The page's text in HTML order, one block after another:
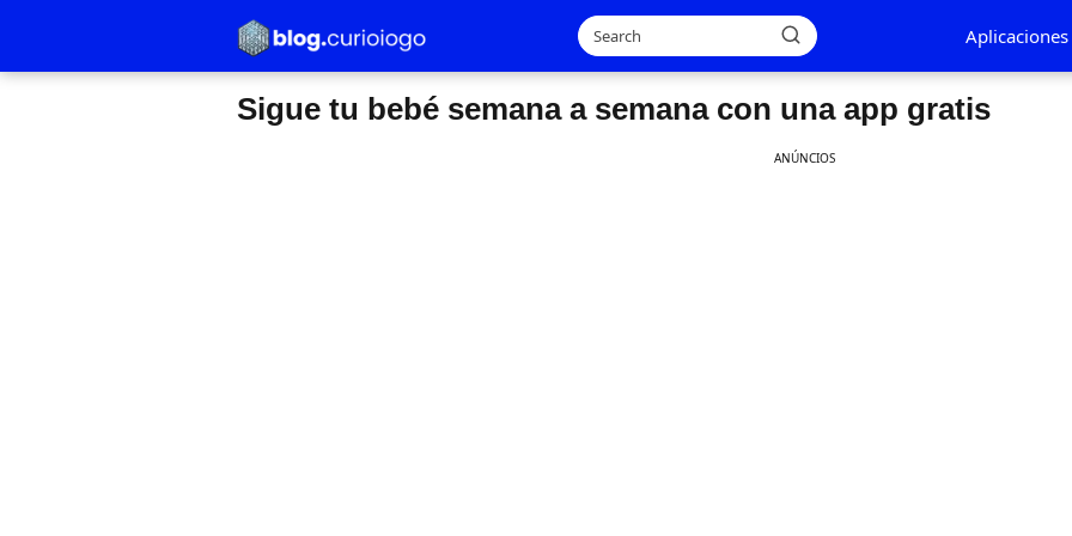
Aplicaciones
Sigue tu bebé semana a semana con una app gratis
ANÚNCIOS